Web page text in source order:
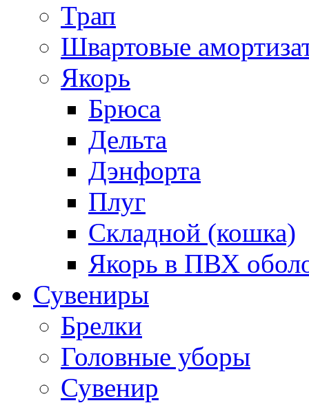
Трап
Швартовые
Якорь
Брюса
Дельта
Дэнфорта
Плуг
Складной (кошка)
Якорь в ПВХ
Сувениры
Брелки
Головные уборы
Сувенир